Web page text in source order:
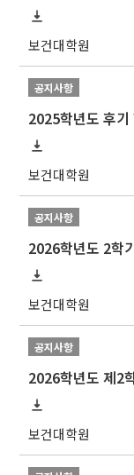
보건대학원
공지사항
보건대학원
공지사항
2026학년도 2학
보건대학원
공지사항
보건대학원